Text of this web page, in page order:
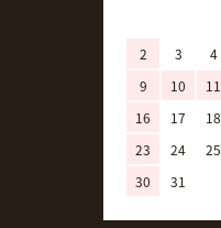
2
3 4
9
10 11
16
17 18
23
24 25
30
31